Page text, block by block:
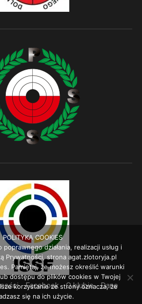
Facebook O klubie Dane
POLITYKA COOKIES
działania, realizacji usług i
Prywatności, strona agat.zlotoryja.pl
Pamiętaj, że możesz określić warunki
dostępu do plików cookies w Twojej
korzystanie ze strony oznacza, że
się na ich użycie.